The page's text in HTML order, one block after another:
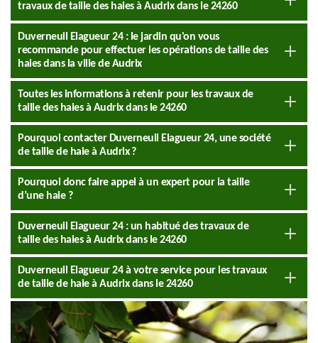
travaux de taille des haies à Audrix dans le 24260
Duverneuil Elagueur 24 : le jardin qu'on vous
recommande pour effectuer les opérations de taille des
haies dans la ville de Audrix
Toutes les informations à retenir pour les travaux de
taille des haies à Audrix dans le 24260
Pourquoi contacter Duverneuil Elagueur 24, une société
de taille de haie à Audrix ?
Pourquoi donc faire appel à un expert pour la taille
d’une haie ?
Duverneuil Elagueur 24 : un habitué des travaux de
taille des haies à Audrix dans le 24260
Duverneuil Elagueur 24 à votre service pour les travaux
de taille de haie à Audrix dans le 24260